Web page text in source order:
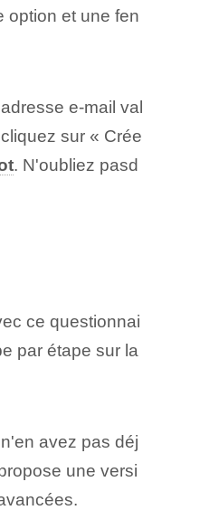
option et une fen
e-mail val
sur « Crée
. N'oubliez pas⁢d
ce questionnai
par étape sur la
avez pas déj
une versi